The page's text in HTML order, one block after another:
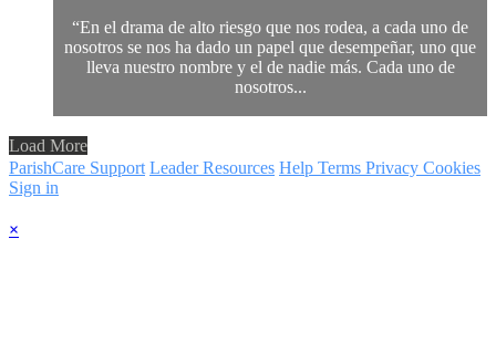
“En el drama de alto riesgo que nos rodea, a cada uno de
nosotros se nos ha dado un papel que desempeñar, uno que
lleva nuestro nombre y el de nadie más. Cada uno de
nosotros...
Load More
ParishCare Support Leader Resources Help Terms Privacy Cookies
Sign in
×